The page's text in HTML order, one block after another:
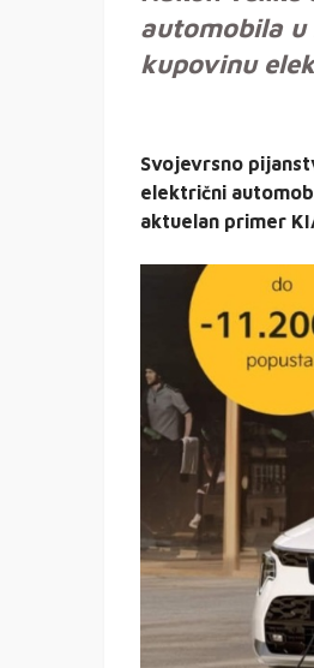
automobila u
kupovinu
Svojevrsno
električni
aktuelan primer